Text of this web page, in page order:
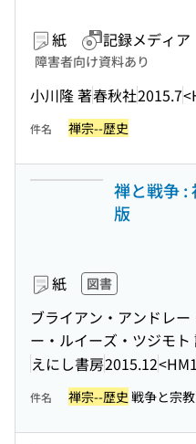
紙 記録メディア
障害者向け資料あり
小川隆 著春秋社2015.7
件名 禅宗--歴史
禅と戦争 :
版
紙 図書
ブライアン・アンドレ
ー・ルイーズ・ツジモト
えにし書房2015.12
件名 禅宗--歴史 戦争と宗教